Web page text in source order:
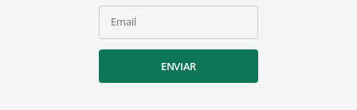
Email
ENVIAR